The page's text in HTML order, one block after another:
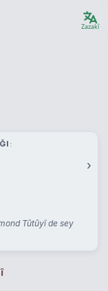
Zazakî
›
Tûtûyî de sey